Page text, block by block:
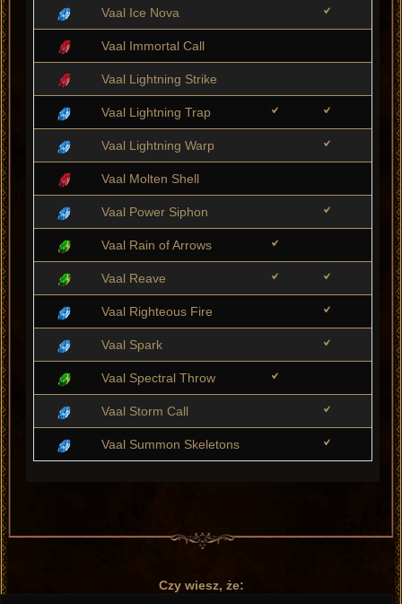
Vaal Ice Nova
Vaal Immortal Call
Vaal Lightning Strike
Vaal Lightning Trap
Vaal Lightning Warp
Vaal Molten Shell
Vaal Power Siphon
Vaal Rain of Arrows
Vaal Reave
Vaal Righteous Fire
Vaal Spark
Vaal Spectral Throw
Vaal Storm Call
Vaal Summon Skeletons
Czy wiesz, że: